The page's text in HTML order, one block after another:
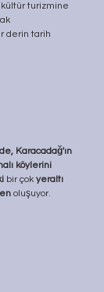
turizmine
derin tarih
Karacadağ'ın
köylerini
bir çok yeraltı
oluşuyor.